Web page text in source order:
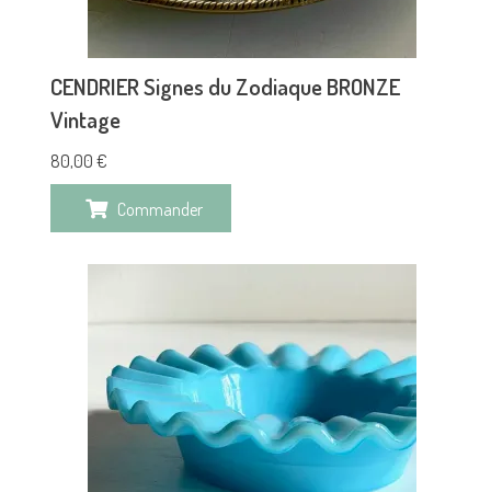
CENDRIER Signes du Zodiaque BRONZE
Vintage
80,00 €
Commander